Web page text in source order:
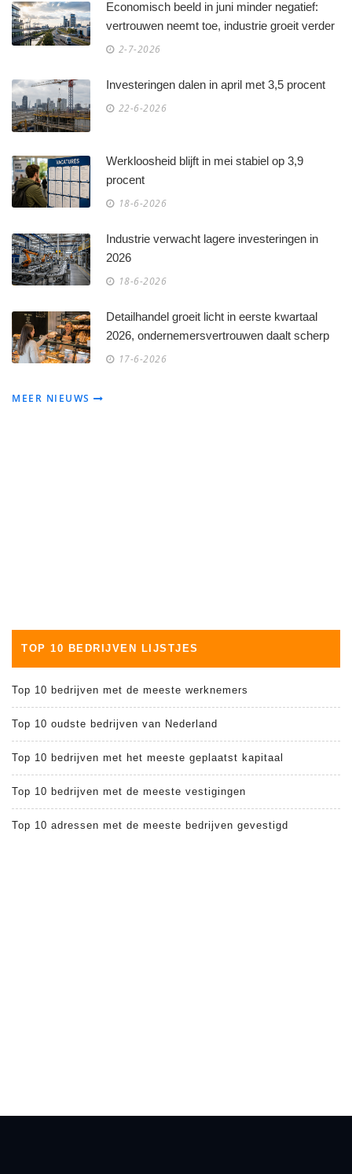
Economisch beeld in juni minder negatief:
vertrouwen neemt toe, industrie groeit verder
2-7-2026
Investeringen dalen in april met 3,5 procent
22-6-2026
Werkloosheid blijft in mei stabiel op 3,9
procent
18-6-2026
Industrie verwacht lagere investeringen in
2026
18-6-2026
Detailhandel groeit licht in eerste kwartaal
2026, ondernemersvertrouwen daalt scherp
17-6-2026
MEER NIEUWS
TOP 10 BEDRIJVEN LIJSTJES
Top 10 bedrijven met de meeste werknemers
Top 10 oudste bedrijven van Nederland
Top 10 bedrijven met het meeste geplaatst kapitaal
Top 10 bedrijven met de meeste vestigingen
Top 10 adressen met de meeste bedrijven gevestigd